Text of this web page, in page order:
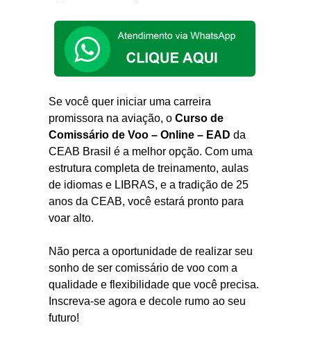
Se você quer iniciar uma carreira
promissora na aviação, o Curso de
Comissário de Voo – Online – EAD da
CEAB Brasil é a melhor opção. Com uma
estrutura completa de treinamento, aulas
de idiomas e LIBRAS, e a tradição de 25
anos da CEAB, você estará pronto para
voar alto.
Não perca a oportunidade de realizar seu
sonho de ser comissário de voo com a
qualidade e flexibilidade que você precisa.
Inscreva-se agora e decole rumo ao seu
futuro!